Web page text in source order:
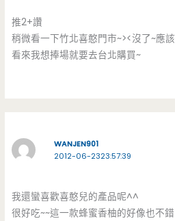
推2+讚
稍微看一下竹北喜憨門市~><沒了~應
看來我想捧場就要去台北購買~
WANJEN901
2012-06-2323:57:39
我還蠻喜歡喜憨兒的產品呢^^
很好吃~~這一款蜂蜜香柚的好像也不錯